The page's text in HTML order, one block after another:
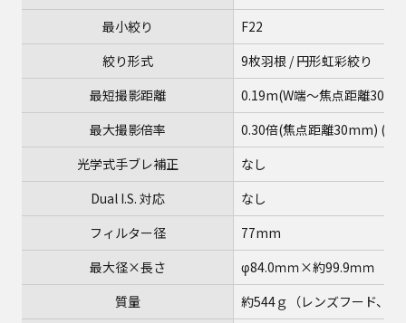
最小絞り
F22
絞り形式
9枚羽根 / 円形虹彩絞り
最短撮影距離
0.19m(W端～焦点距離
最大撮影倍率
0.30倍(焦点距離30mm) (※
光学式手ブレ補正
なし
Dual I.S. 対応
なし
フィルター径
77mm
最大径×長さ
φ84.0ｍｍ×約99.9ｍｍ （レ
質量
約544ｇ（レンズフード、